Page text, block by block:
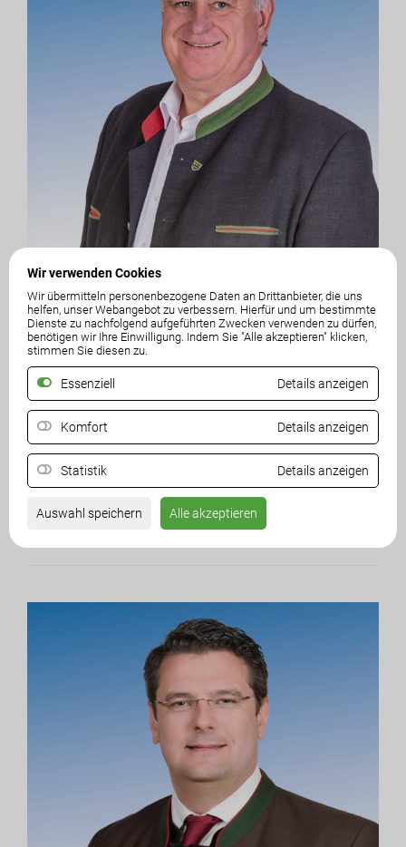
Wir verwenden Cookies
Wir übermitteln personenbezogene Daten an Drittanbieter, die uns
helfen, unser Webangebot zu verbessern. Hierfür und um bestimmte
Dienste zu nachfolgend aufgeführten Zwecken verwenden zu dürfen,
benötigen wir Ihre Einwilligung. Indem Sie "Alle akzeptieren" klicken,
stimmen Sie diesen zu.
Essenziell Details anzeigen
Komfort Details anzeigen
Statistik Details anzeigen
Auswahl speichern Alle akzeptieren
Nationalratsabgeordneter
Maximilian Linder
Reichsratsstr. 2 / Tor 3
1010 Wien
Telefon:01 - 40110 - 7012
Telefax:01 - 40110 - 7070
E-Mail:maximilian.linder@parlament.gv.at